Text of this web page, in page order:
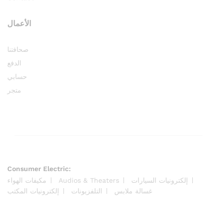
الأعمال
صحافتنا
الدفع
حسابي
متجر
Consumer Electric:
مكيفات الهواء
Audios & Theaters
إلكترونيات السيارات
إلكترونيات المكتب
التلفزيونات غسالة ملابس